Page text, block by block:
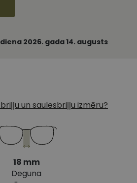
2026. gada 14. augusts
un saulesbriļļu izmēru?
18 mm
Deguna